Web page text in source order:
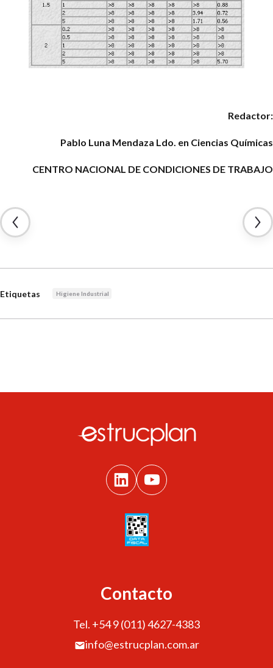
Redactor:
Pablo Luna Mendaza Ldo. en Ciencias Químicas
CENTRO NACIONAL DE CONDICIONES DE TRABAJO
Etiquetas Higiene Industrial
Contacto
Tel. +54 9 (011) 4627-4383
info@estrucplan.com.ar